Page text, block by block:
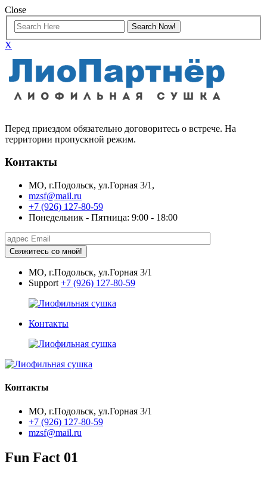
Close
X
Перед приездом обязательно договоритесь о встрече. На
территории пропускной режим.
Контакты
МО, г.Подольск, ул.Горная 3/1,
mzsf@mail.ru
+7 (926) 127-80-59
Понедельник - Пятница: 9:00 - 18:00
Свяжитесь со мной!
МО, г.Подольск, ул.Горная 3/1
Support +7 (926) 127-80-59
Контакты
Контакты
МО, г.Подольск, ул.Горная 3/1
+7 (926) 127-80-59
mzsf@mail.ru
Fun Fact 01